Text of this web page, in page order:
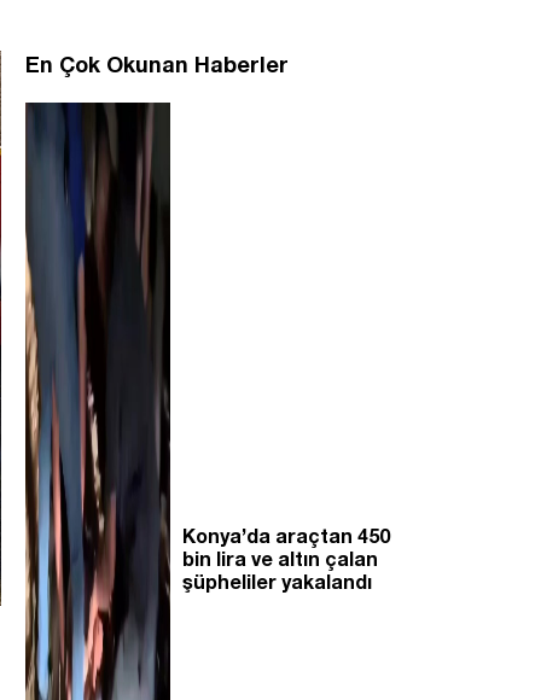
En Çok Okunan Haberler
Konya’da araçtan 450
bin lira ve altın çalan
şüpheliler yakalandı